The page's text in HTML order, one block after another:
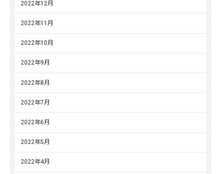
2022年12月
2022年11月
2022年10月
2022年9月
2022年8月
2022年7月
2022年6月
2022年5月
2022年4月